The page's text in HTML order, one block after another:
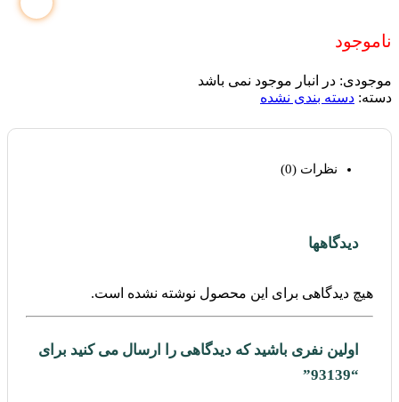
ناموجود
موجودی: در انبار موجود نمی باشد
دسته: دسته بندی نشده
نظرات (0)
دیدگاهها
هیچ دیدگاهی برای این محصول نوشته نشده است.
اولین نفری باشید که دیدگاهی را ارسال می کنید برای
“93139”